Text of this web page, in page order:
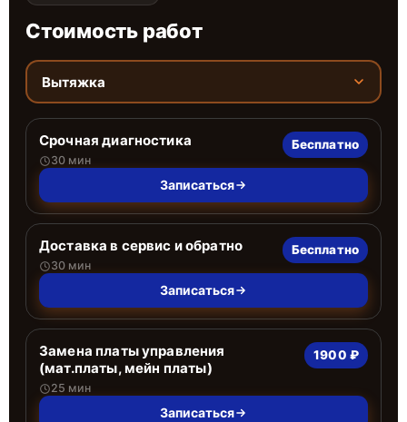
Стоимость работ
Вытяжка
Срочная диагностика
30 мин
Бесплатно
Записаться
Доставка в сервис и обратно
30 мин
Бесплатно
Записаться
Замена платы управления
(мат.платы, мейн платы)
25 мин
1900 ₽
Записаться